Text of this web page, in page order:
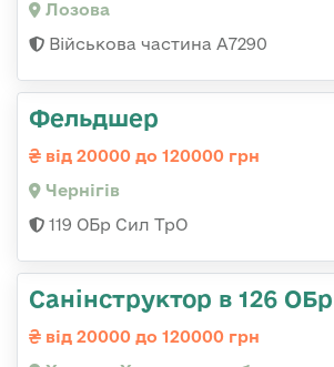
Лозова
Військова частина А7290
Фельдшер
від 20000 до 120000 грн
Чернігів
119 ОБр Сил ТрО
Санінструктор в 126
від 20000 до 120000 грн